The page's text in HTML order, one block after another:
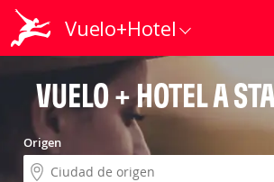
Vuelo+Hotel
VUELO + HOTEL A
Origen